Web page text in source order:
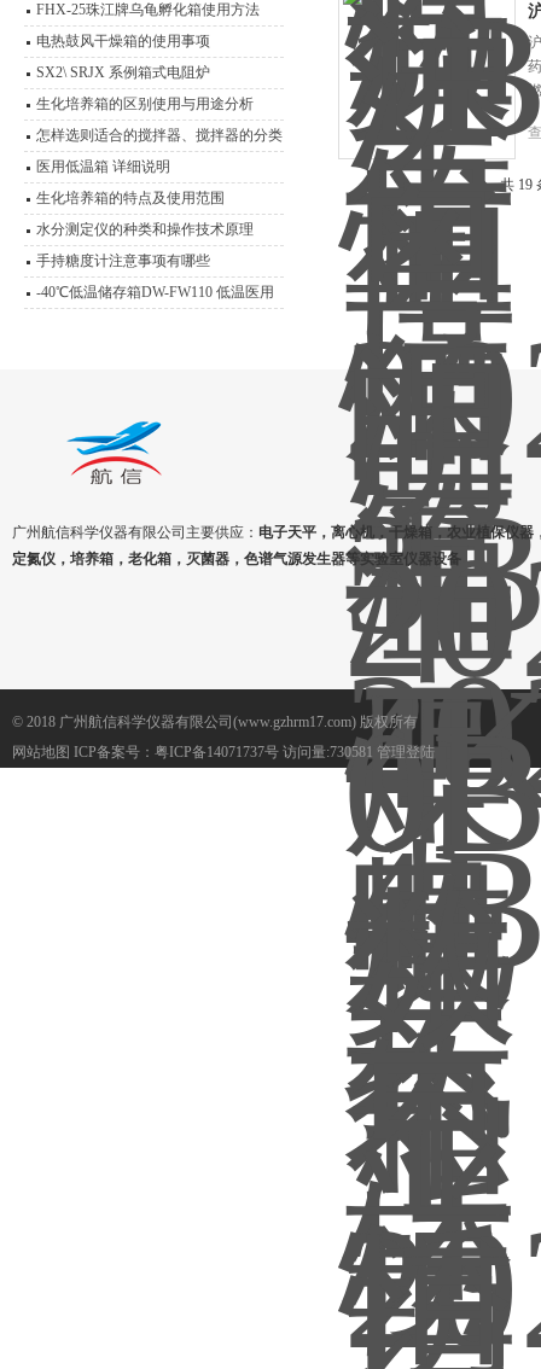
FHX-25珠江牌乌龟孵化箱使用方法
电热鼓风干燥箱的使用事项
SX2\ SRJX 系例箱式电阻炉
生化培养箱的区别使用与用途分析
怎样选则适合的搅拌器、搅拌器的分类
型号 功能介绍
医用低温箱 详细说明
生化培养箱的特点及使用范围
水分测定仪的种类和操作技术原理
手持糖度计注意事项有哪些
-40℃低温储存箱DW-FW110 低温医用
共 19
广州航信科学仪器有限公司主要供应： 电子天平，离心机，干燥箱，农业植保仪器
定氮仪，培养箱，老化箱，灭菌器，色谱气源发生器等实验室仪器设备
© 2018 广州航信科学仪器有限公司(www.gzhrm17.com) 版权所有
网站地图 ICP备案号： 粤ICP备14071737号 访问量:730581 管理登陆